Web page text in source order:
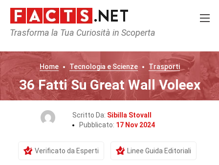
Trasforma la Tua Curiosità in Scoperta
Home Tecnologia e Scienze Trasporti
36 Fatti Su Great Wall Voleex
Scritto Da: Sibilla Stovall
Pubblicato: 17 Nov 2024
Verificato da Esperti Linee Guida Editoriali